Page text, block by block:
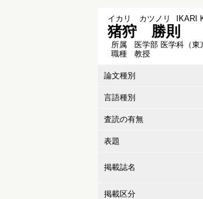
イカリ カツノリ IKARI
猪狩 勝則
所属
医学部 医学科（東
職種
教授
論文種別
言語種別
査読の有無
表題
掲載誌名
掲載区分